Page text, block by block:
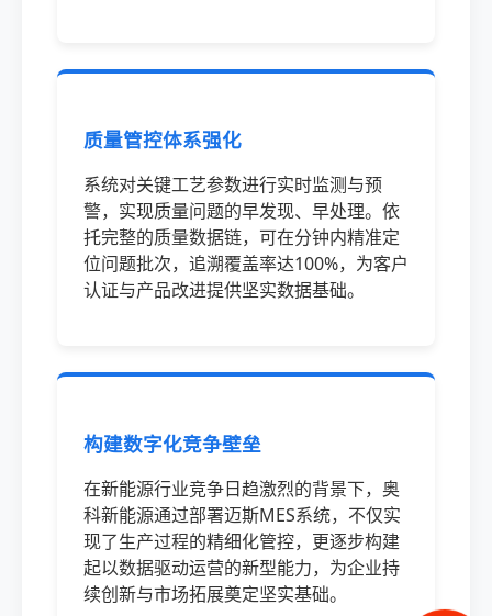
质量管控体系强化
系统对关键工艺参数进行实时监测与预
警，实现质量问题的早发现、早处理。依
托完整的质量数据链，可在分钟内精准定
位问题批次，追溯覆盖率达100%，为客户
认证与产品改进提供坚实数据基础。
构建数字化竞争壁垒
在新能源行业竞争日趋激烈的背景下，奥
科新能源通过部署迈斯MES系统，不仅实
现了生产过程的精细化管控，更逐步构建
起以数据驱动运营的新型能力，为企业持
续创新与市场拓展奠定坚实基础。